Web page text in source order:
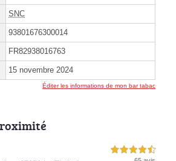
SNC
93801676300014
FR82938016763
15 novembre 2024
Éditer les informations de mon bar tabac
4,5 étoiles sur 5